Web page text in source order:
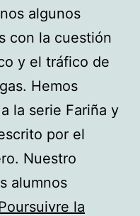
algunos
con la cuestión
y el tráfico de
Hemos
la serie Fariña y
por el
Nuestro
alumnos
la